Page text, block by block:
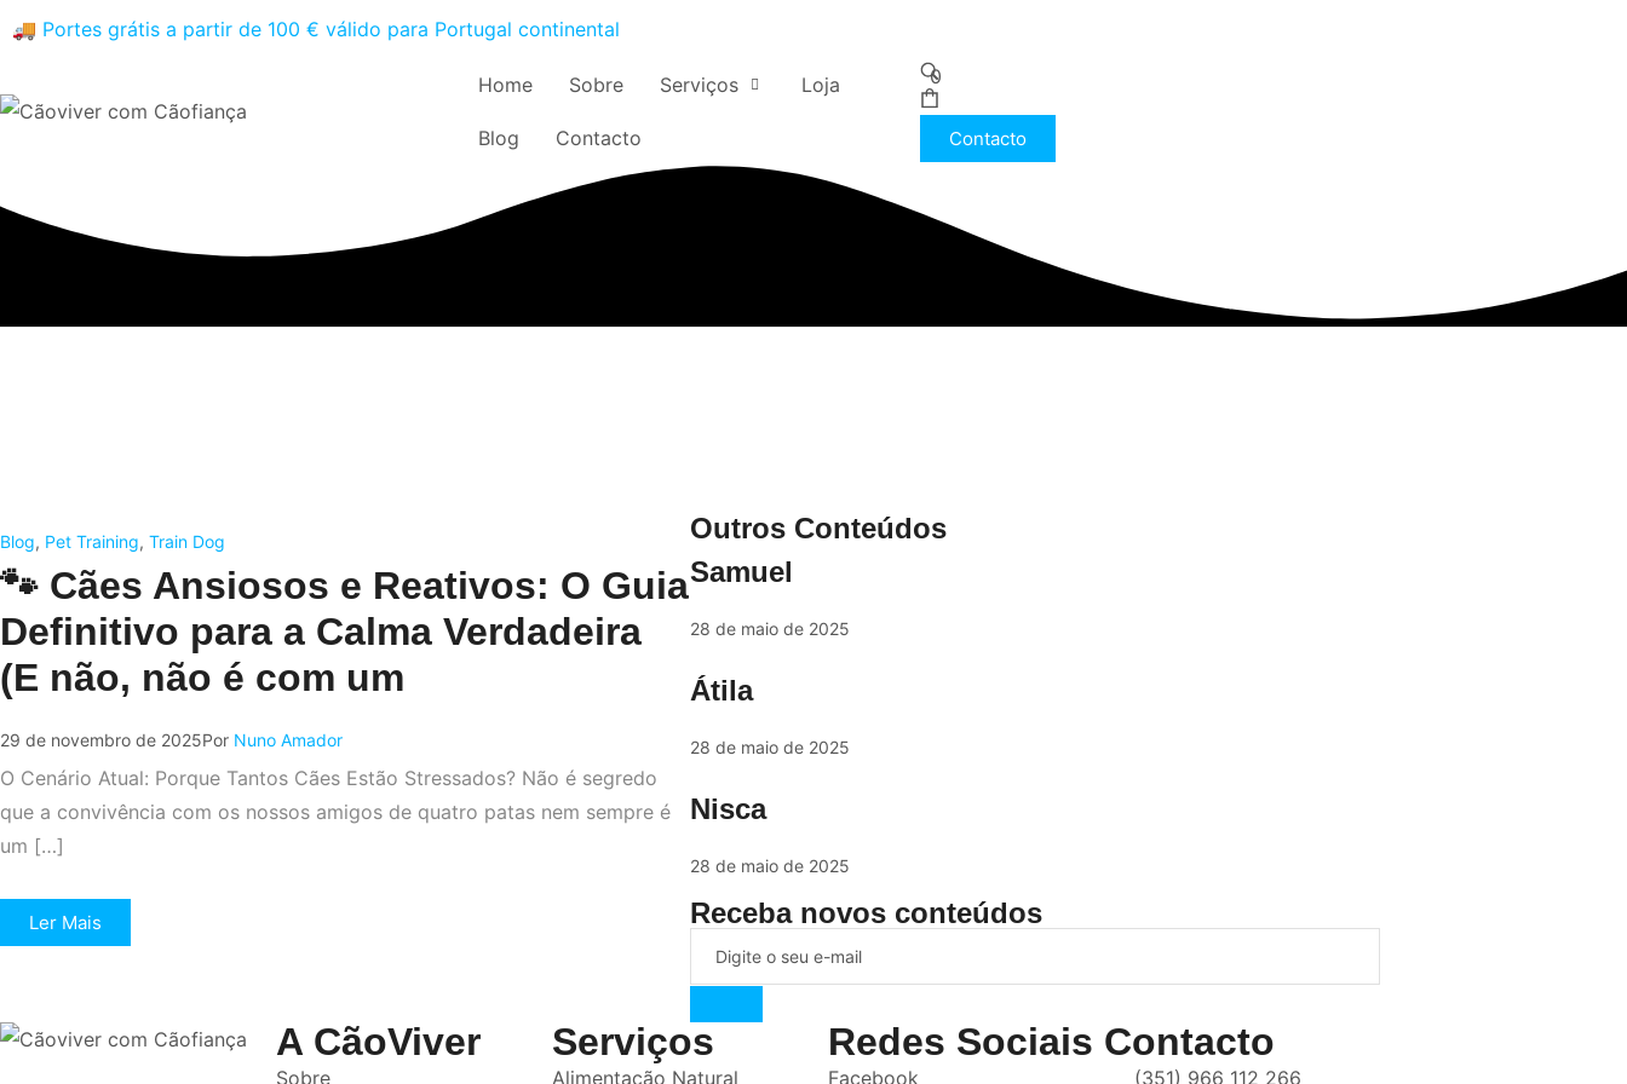
🚚 Portes grátis a partir de 100 € válido para Portugal continental
Home Sobre Serviços Loja
Blog Contacto
0
Contacto
Blog, Pet Training, Train Dog
🐾 Cães Ansiosos e Reativos: O Guia
Definitivo para a Calma Verdadeira
(E não, não é com um
29 de novembro de 2025Por Nuno Amador
O Cenário Atual: Porque Tantos Cães Estão Stressados? Não é segredo
que a convivência com os nossos amigos de quatro patas nem sempre é
um […]
Ler Mais
Outros Conteúdos
Samuel
28 de maio de 2025
Átila
28 de maio de 2025
Nisca
28 de maio de 2025
Receba novos conteúdos
A CãoViver
Sobre
Serviços
Alimentação Natural
Redes Sociais
Facebook
Contacto
(351) 966 112 266